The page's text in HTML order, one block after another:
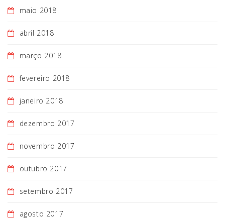
maio 2018
abril 2018
março 2018
fevereiro 2018
janeiro 2018
dezembro 2017
novembro 2017
outubro 2017
setembro 2017
agosto 2017